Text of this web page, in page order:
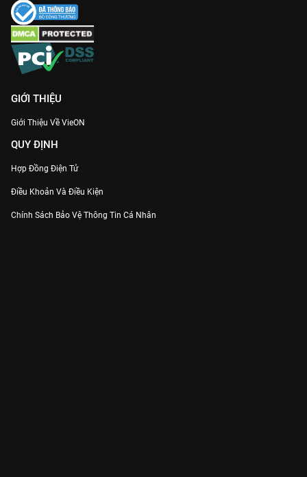
GIỚI THIỆU
Giới Thiệu Về VieON
QUY ĐỊNH
Hợp Đồng Điện Tử
Điều Khoản Và Điều Kiện
Chính Sách Bảo Vệ Thông Tin Cá Nhân